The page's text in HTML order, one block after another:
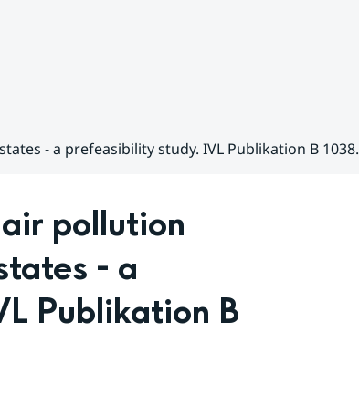
- a prefeasibility study. IVL Publikation B 1038.
pollution
- a
Publikation B